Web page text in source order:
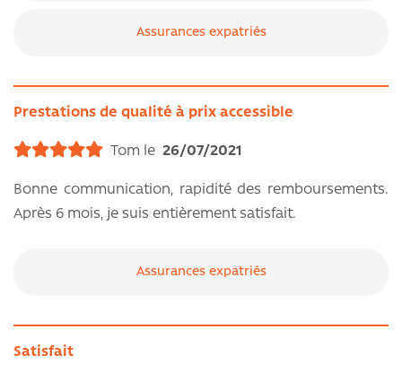
Assurances expatriés
Prestations de qualité à prix accessible
Tom le 26/07/2021
Bonne communication, rapidité des remboursements.
Après 6 mois, je suis entièrement satisfait.
Assurances expatriés
Satisfait